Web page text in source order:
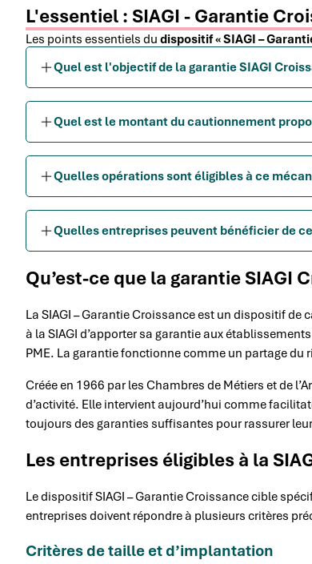
L'essentiel : SIAGI - Garantie
Les points essentiels du dispositif « SIAGI –
Quel est l'objectif de la garantie SIAGI
Quel est le montant du cautionnement
Quelles opérations sont éligibles à ce
Quelles entreprises peuvent bénéficier de
Qu’est-ce que la garantie SIAGI
La SIAGI – Garantie Croissance est un dispositif
à la SIAGI d’apporter sa garantie aux
PME. La garantie fonctionne comme un partage du
Créée en 1966 par les Chambres de Métiers et de
d’activité. Elle intervient aujourd’hui comme
toujours des garanties suffisantes pour rassurer
Les entreprises éligibles à la
Le dispositif SIAGI – Garantie Croissance cible
entreprises doivent répondre à plusieurs critères
Critères de taille et d’implantation